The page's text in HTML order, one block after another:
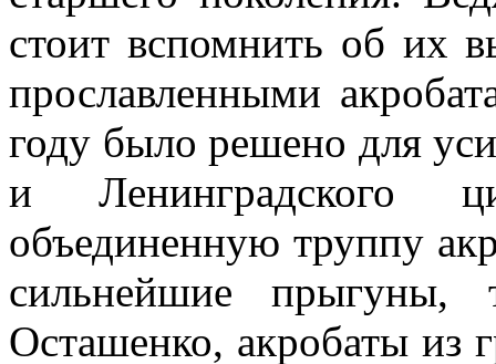
стоит вспомнить об их
прославленными
году было решено для
и Ленинградского
объединенную труппу
сильнейшие
Осташенко, акробаты из